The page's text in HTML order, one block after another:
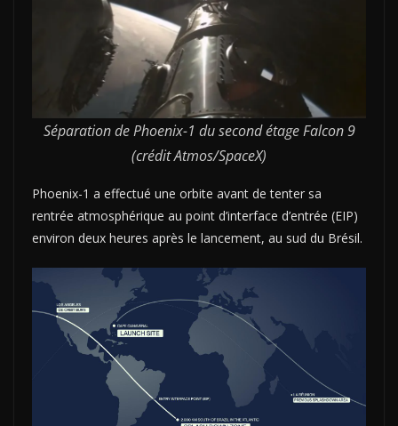
Séparation de Phoenix-1 du second étage Falcon 9
(crédit Atmos/SpaceX)
Phoenix-1 a effectué une orbite avant de tenter sa
rentrée atmosphérique au point d’interface d’entrée (EIP)
environ deux heures après le lancement, au sud du Brésil.